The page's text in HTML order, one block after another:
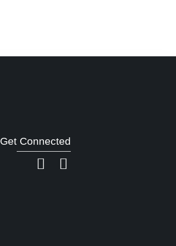
Get Connected